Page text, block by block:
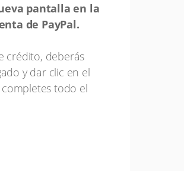
pantalla en la
de PayPal.
crédito, deberás
y dar clic en el
todo el